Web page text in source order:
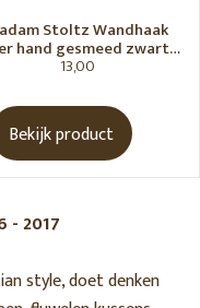
Stoltz Wandhaak
hand gesmeed zwart,
rotan 19 cm
13,00
Bekijk product
- 2017
style, doet denken